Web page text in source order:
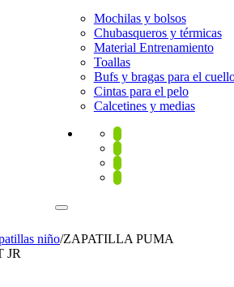
Mochilas y bolsos
Chubasqueros y térmicas
Material Entrenamiento
Toallas
Bufs y bragas para el
Cintas para el pelo
Calcetines y medias
niño/ZAPATILLA PUMA
JR